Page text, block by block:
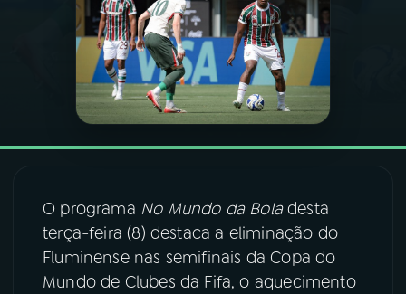
PODCASTS
VIDEOCASTS
07ÚLTIMAS
08FESTIVAL DE MÚSICA
O programa No Mundo da Boladesta
terça-feira (8) destaca a eliminação do
Fluminense nas semifinais da Copa do
Mundo de Clubes da Fifa, o aquecimento